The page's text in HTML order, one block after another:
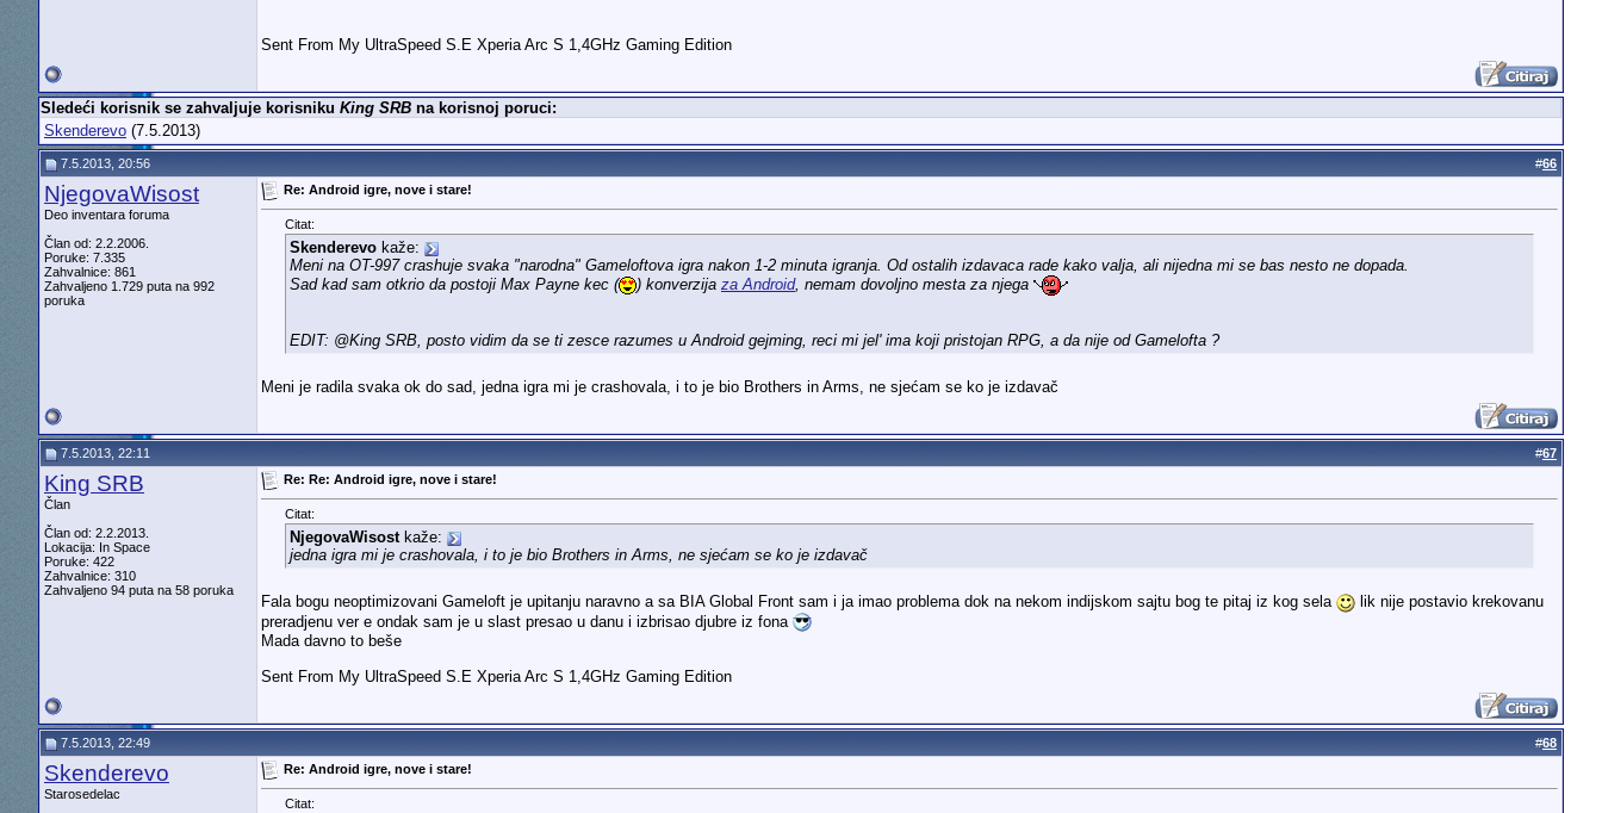
Sent From My UltraSpeed S.E Xperia Arc S 1,4GHz Gaming Edition
Sledeći korisnik se zahvaljuje korisniku King SRBna korisnoj poruci:
Skenderevo(7.5.2013)
7.5.2013, 20:56 #66
NjegovaWisost
Deo inventara foruma
Član od: 2.2.2006.
Poruke: 7.335
Zahvalnice: 861
Zahvaljeno 1.729 puta na 992
poruka
Re: Android igre, nove i stare!
Citat:
Skenderevokaže:
Meni na OT-997 crashuje svaka "narodna" Gameloftova igra nakon 1-2 minuta igranja. Od ostalih izdavaca rade kako valja, ali nijedna mi se bas nesto ne dopada.
Sad kad sam otkrio da postoji Max Payne kec (
) konverzija za Android, nemam dovoljno mesta za njega
EDIT: @King SRB, posto vidim da se ti zesce razumes u Android gejming, reci mi jel' ima koji pristojan RPG, a da nije od Gamelofta ?
Meni je radila svaka ok do sad, jedna igra mi je crashovala, i to je bio Brothers in Arms, ne sjećam se ko je izdavač
7.5.2013, 22:11 #67
King SRB
Član
Član od: 2.2.2013.
Lokacija: In Space
Poruke: 422
Zahvalnice: 310
Zahvaljeno 94 puta na 58 poruka
Re: Re: Android igre, nove i stare!
Citat:
NjegovaWisostkaže:
jedna igra mi je crashovala, i to je bio Brothers in Arms, ne sjećam se ko je izdavač
Fala bogu neoptimizovani Gameloft je upitanju naravno a sa BIA Global Front sam i ja imao problema dok na nekom indijskom sajtu bog te pitaj iz kog sela
lik nije postavio krekovanu
preradjenu ver e ondak sam je u slast presao u danu i izbrisao djubre iz fona
Mada davno to beše
Sent From My UltraSpeed S.E Xperia Arc S 1,4GHz Gaming Edition
7.5.2013, 22:49 #68
Skenderevo
Starosedelac
Re: Android igre, nove i stare!
Citat: